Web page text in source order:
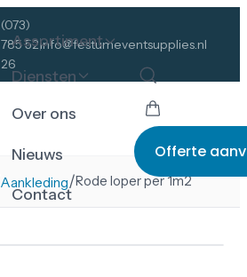
(073)
785 52
26
info@festumeventsupplies.nl
Assortiment
Diensten
Over ons
Nieuws
Contact
Offerte
Aankleding/Rode loper per 1m2